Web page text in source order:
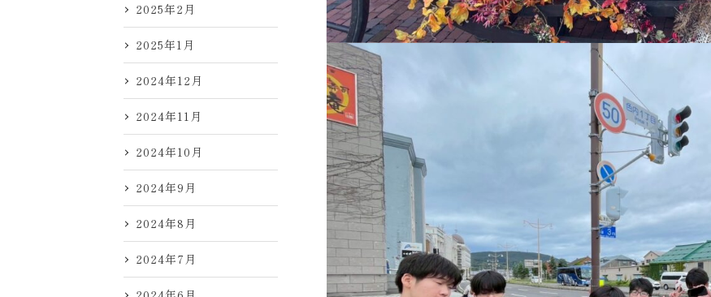
2025年2月
2025年1月
2024年12月
2024年11月
2024年10月
2024年9月
2024年8月
2024年7月